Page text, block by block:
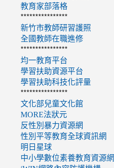
教育家部落格
****************
新竹市教師研習護照
全國教師在職進修
****************
均一教育平台
學習扶助資源平台
學習扶助科技化評量
****************
文化部兒童文化館
MORE法狀元
反性別暴力資源網
性別平等教育全球資訊網
明日星球
中小學數位素養教育資源網